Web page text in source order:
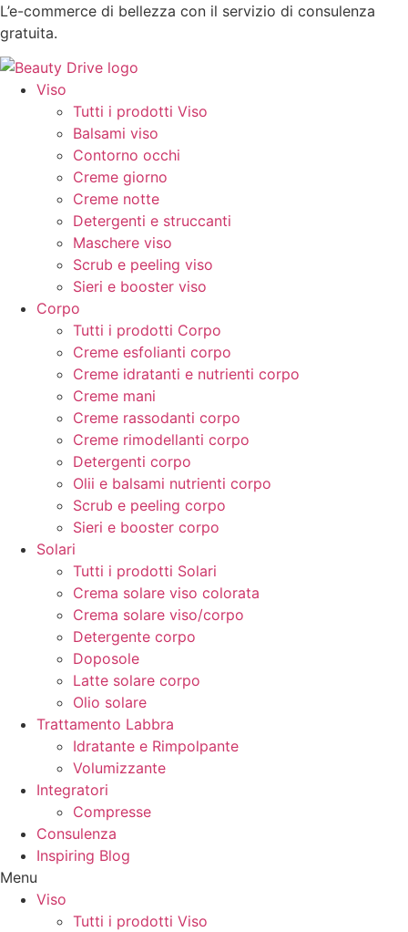
Vai
al
contenuto
L’e-commerce di bellezza con il servizio di consulenza
gratuita.
Viso
Tutti i prodotti Viso
Balsami viso
Contorno occhi
Creme giorno
Creme notte
Detergenti e struccanti
Maschere viso
Scrub e peeling viso
Sieri e booster viso
Corpo
Tutti i prodotti Corpo
Creme esfolianti corpo
Creme idratanti e nutrienti corpo
Creme mani
Creme rassodanti corpo
Creme rimodellanti corpo
Detergenti corpo
Olii e balsami nutrienti corpo
Scrub e peeling corpo
Sieri e booster corpo
Solari
Tutti i prodotti Solari
Crema solare viso colorata
Crema solare viso/corpo
Detergente corpo
Doposole
Latte solare corpo
Olio solare
Trattamento Labbra
Idratante e Rimpolpante
Volumizzante
Integratori
Compresse
Consulenza
Inspiring Blog
Menu
Viso
Tutti i prodotti Viso